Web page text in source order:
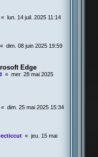
« lun. 14 juil. 2025 11:14
« dim. 08 juin 2025 19:59
Edge
« mer. 28 mai 2025
« dim. 25 mai 2025 15:34
« jeu. 15 mai